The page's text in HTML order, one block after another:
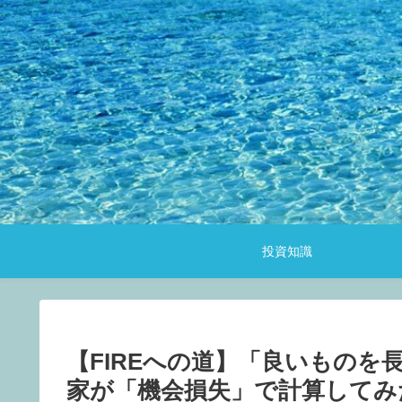
投資知識
【FIREへの道】「良いものを
家が「機会損失」で計算して